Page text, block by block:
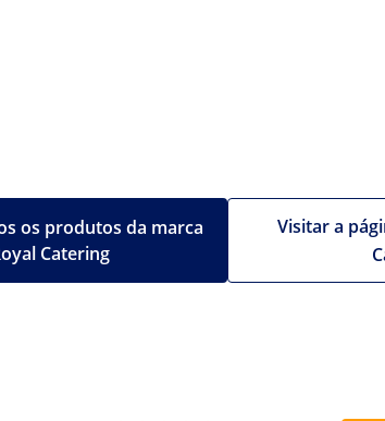
Visitar a
os produtos da marca
Catering